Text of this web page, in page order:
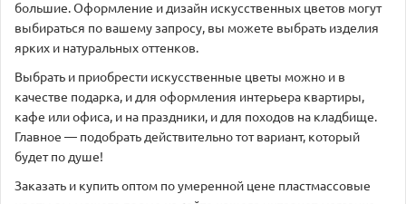
большие. Оформление и дизайн искусственных цветов могут
выбираться по вашему запросу, вы можете выбрать изделия
ярких и натуральных оттенков.
Выбрать и приобрести искусственные цветы можно и в
качестве подарка, и для оформления интерьера квартиры,
кафе или офиса, и на праздники, и для походов на кладбище.
Главное — подобрать действительно тот вариант, который
будет по душе!
Заказать и купить оптом по умеренной цене пластмассовые